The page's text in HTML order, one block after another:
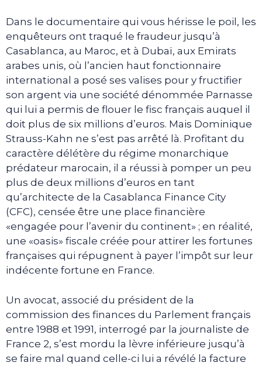
Dans le documentaire qui vous hérisse le poil, les
enquêteurs ont traqué le fraudeur jusqu’à
Casablanca, au Maroc, et à Dubaï, aux Emirats
arabes unis, où l’ancien haut fonctionnaire
international a posé ses valises pour y fructifier
son argent via une société dénommée Parnasse
qui lui a permis de flouer le fisc français auquel il
doit plus de six millions d’euros. Mais Dominique
Strauss-Kahn ne s’est pas arrêté là. Profitant du
caractère délétère du régime monarchique
prédateur marocain, il a réussi à pomper un peu
plus de deux millions d’euros en tant
qu’architecte de la Casablanca Finance City
(CFC), censée être une place financière
«engagée pour l’avenir du continent» ; en réalité,
une «oasis» fiscale créée pour attirer les fortunes
françaises qui répugnent à payer l’impôt sur leur
indécente fortune en France.
Un avocat, associé du président de la
commission des finances du Parlement français
entre 1988 et 1991, interrogé par la journaliste de
France 2, s’est mordu la lèvre inférieure jusqu’à
se faire mal quand celle-ci lui a révélé la facture